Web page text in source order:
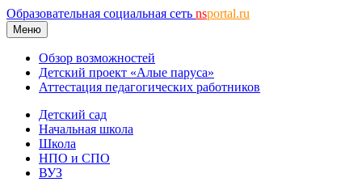
Образовательная социальная сеть nsportal.ru
Меню
Обзор возможностей
Детский проект «Алые паруса»
Аттестация педагогических работников
Детский сад
Начальная школа
Школа
НПО и СПО
ВУЗ